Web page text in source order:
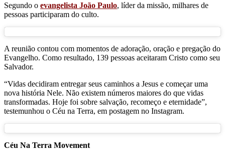
Segundo o evangelista João Paulo, líder da missão, milhares de
pessoas participaram do culto.
A reunião contou com momentos de adoração, oração e pregação do
Evangelho. Como resultado, 139 pessoas aceitaram Cristo como seu
Salvador.
“Vidas decidiram entregar seus caminhos a Jesus e começar uma
nova história Nele. Não existem números maiores do que vidas
transformadas. Hoje foi sobre salvação, recomeço e eternidade”,
testemunhou o Céu na Terra, em postagem no Instagram.
Céu Na Terra Movement